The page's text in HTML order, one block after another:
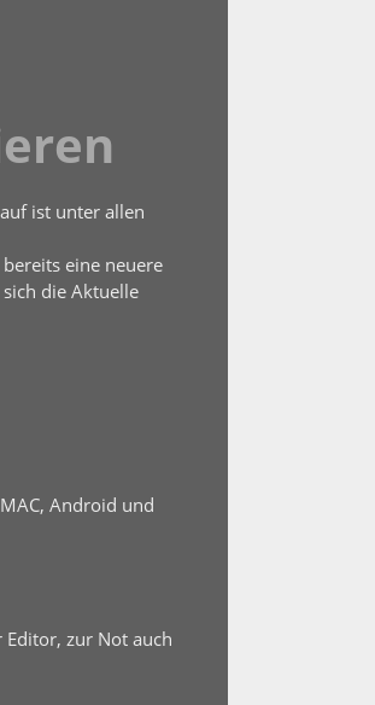
ist unter allen
eine neuere
die Aktuelle
Android und
zur Not auch